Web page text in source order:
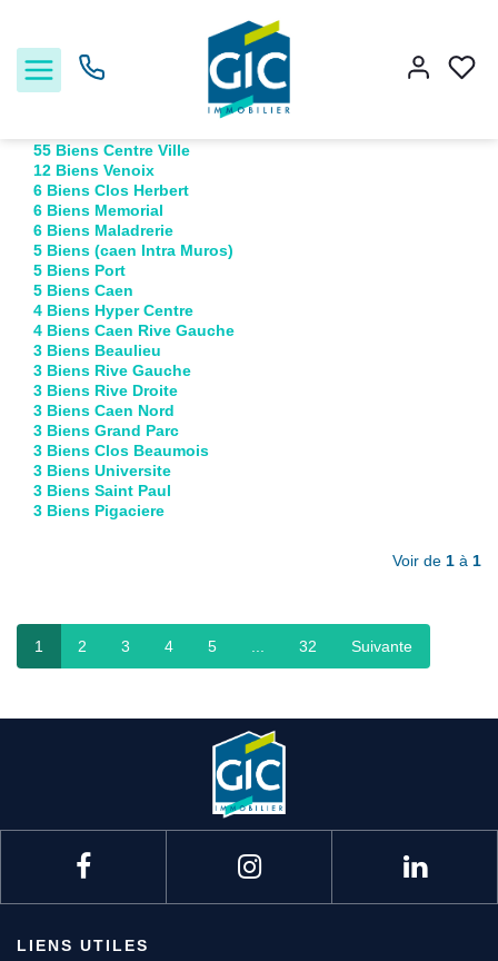
Acheter
Louer
Estimer
Nos services
Nos agences
Nous contacter
Liste des Biens par secteur
55 Biens Centre Ville
12 Biens Venoix
6 Biens Clos Herbert
6 Biens Memorial
6 Biens Maladrerie
5 Biens (caen Intra Muros)
5 Biens Port
5 Biens Caen
4 Biens Hyper Centre
4 Biens Caen Rive Gauche
3 Biens Beaulieu
3 Biens Rive Gauche
3 Biens Rive Droite
3 Biens Caen Nord
3 Biens Grand Parc
3 Biens Clos Beaumois
3 Biens Universite
3 Biens Saint Paul
3 Biens Pigaciere
Voir de 1 à 1
1 2 3 4 5 32 Suivante
LIENS UTILES